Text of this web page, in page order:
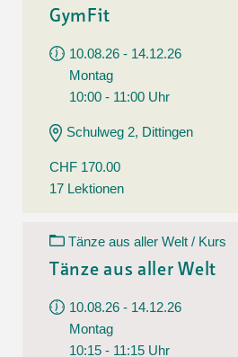
GymFit
10.08.26 - 14.12.26
Montag
10:00 - 11:00 Uhr
Schulweg 2, Dittingen
CHF 170.00
17 Lektionen
Tänze aus aller Welt / Kurs
Tänze aus aller Welt
10.08.26 - 14.12.26
Montag
10:15 - 11:15 Uhr